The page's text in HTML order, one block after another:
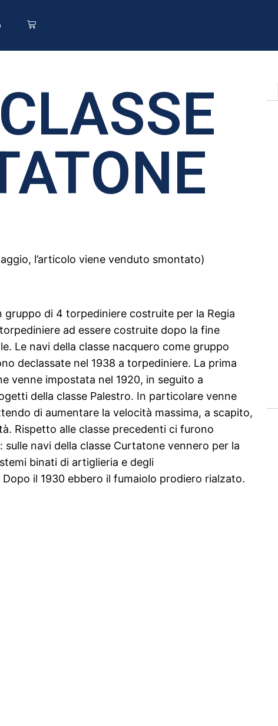
l’articolo viene venduto smontato)
gruppo di 4 torpediniere costruite per la Regia
ad essere costruite dopo la fine
Le navi della classe nacquero come gruppo
declassate nel 1938 a torpediniere. La prima
venne impostata nel 1920, in seguito a
della classe Palestro. In particolare venne
di aumentare la velocità massima, a scapito,
Rispetto alle classe precedenti ci furono
sulle navi della classe Curtatone vennero per la
binati di artiglieria e degli
il 1930 ebbero il fumaiolo prodiero rialzato.